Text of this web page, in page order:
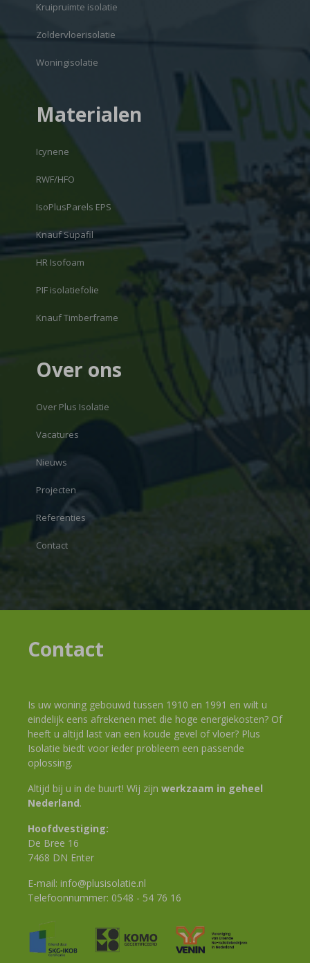
Kruipruimte isolatie
Zoldervloerisolatie
Woningisolatie
Materialen
Icynene
RWF/HFO
IsoPlusParels EPS
Knauf Supafil
HR Isofoam
PIF isolatiefolie
Knauf Timberframe
Over ons
Over Plus Isolatie
Vacatures
Nieuws
Projecten
Referenties
Contact
Contact
Is uw woning gebouwd tussen 1910 en 1991 en wilt u
eindelijk eens afrekenen met die hoge energiekosten? Of
heeft u altijd last van een koude gevel of vloer? Plus
Isolatie biedt voor ieder probleem een passende
oplossing.
Altijd bij u in de buurt! Wij zijn werkzaam in geheel
Nederland.
Hoofdvestiging:
De Bree 16
7468 DN Enter
E-mail: info@plusisolatie.nl
Telefoonnummer: 0548 - 54 76 16